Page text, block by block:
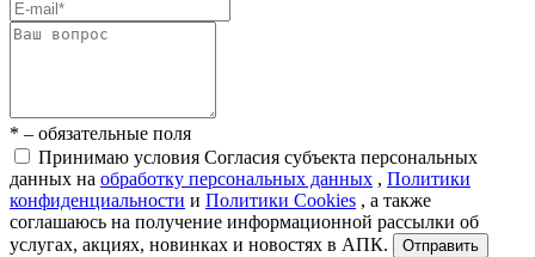
* – обязательные поля
Принимаю условия Согласия субъекта персональных
данных на обработку персональных данных , Политики
конфиденциальности и Политики Cookies , а также
соглашаюсь на получение информационной рассылки об
услугах, акциях, новинках и новостях в АПК.
Отправить